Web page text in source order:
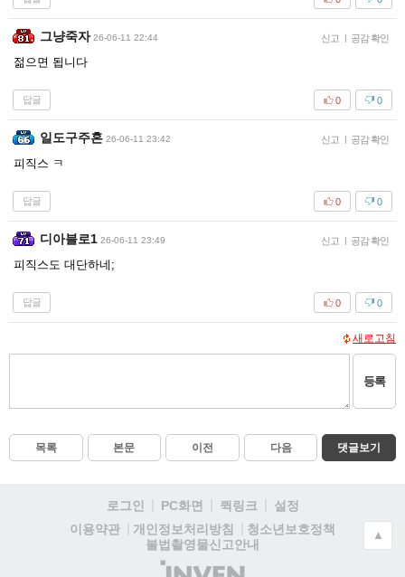
그냥죽자 26-06-11 22:44 신고 | 공감 확인
젊으면 됩니다
답글 0
0
일도구주혼 26-06-11 23:42 신고 | 공감 확인
피직스 ㅋ
답글 0
0
디아블로1 26-06-11 23:49 신고 | 공감 확인
피직스도 대단하네;
답글 0
0
새로고침
등록
목록 본문 이전 다음 댓글보기
로그인 PC화면 퀵링크
설정
이용약관
개인정보처리방침
청소년보호정책
불법촬영물신고안내
(주)
▲